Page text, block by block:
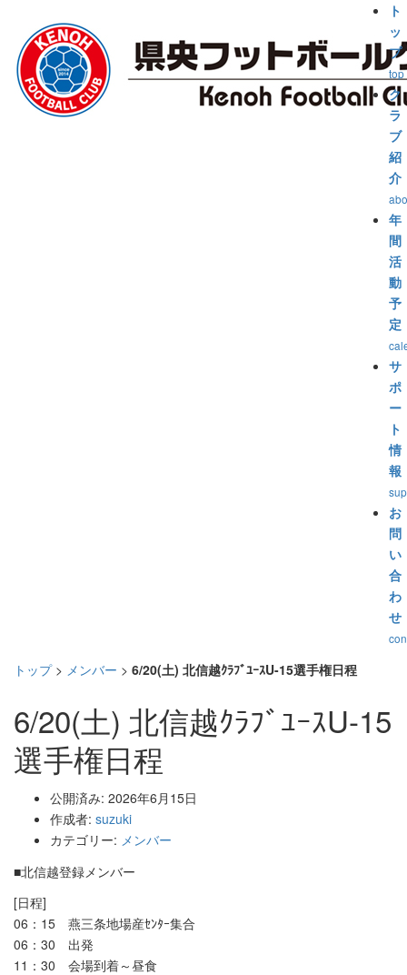
ト
ッ
プ
top
ク
ラ
ブ
紹
介
年
間
活
動
予
定
サ
ポ
ー
ト
情
報
お
問
い
合
わ
せ
トップ> メンバー > 6/20(土) 北信越ｸﾗﾌﾞﾕｰｽU-15選手権日程
6/20(土) 北信越ｸﾗﾌﾞﾕｰｽU-15
選手権日程
公開済み: 2026年6月15日
作成者: suzuki
カテゴリー: メンバー
■北信越登録メンバー
[日程]
06：15 燕三条地場産ｾﾝﾀｰ集合
06：30 出発
11：30 会場到着～昼食